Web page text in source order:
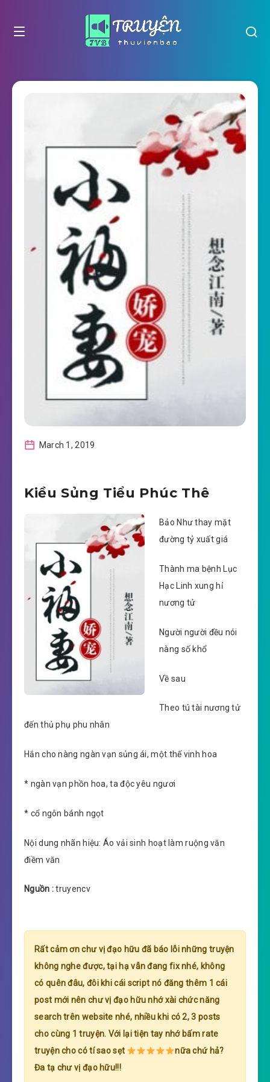
March 1, 2019
Kiều Sủng Tiểu Phúc Thê
Bảo Như thay mặt
đường tỷ xuất giá
Thành ma bệnh Lục
Hạc Linh xung hỉ
nương tử
Người người đều nói
nàng số khổ
Về sau
Theo tú tài nương tử
đến thủ phụ phu nhân
Hắn cho nàng ngàn vạn sủng ái, một thế vinh hoa
* ngàn vạn phồn hoa, ta độc yêu ngươi
* cổ ngôn bánh ngọt
Nội dung nhãn hiệu: Áo vải sinh hoạt làm ruộng văn
điềm văn
Nguồn :truyencv
Rất cảm ơn chư vị đạo hữu đã báo lỗi những truyện
không nghe được, tại hạ vẫn đang fix nhé, không
có quên đâu, đôi khi cái script nó đăng thêm 1 cái
post mới nên chư vị đạo hữu nhớ xài chức năng
search trên website nhé, nhiều khi có 2, 3 posts
cho cùng 1 truyện. Với lại tiện tay nhớ bấm rate
truyện cho có tí sao sẹt
nữa chứ hả?
Đa tạ chư vị đạo hữu!!!